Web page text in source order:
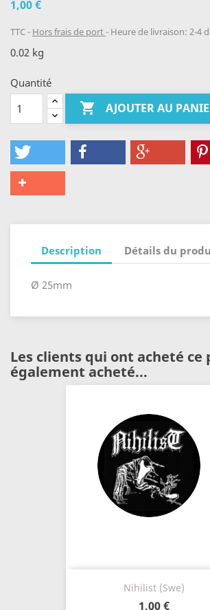
1,00 €
TTC Hors frais de port Heure de livraison: 2-4
0.02 kg
Quantité
 AJOUTER AU
Description Détails du
Ø 25mm
Les clients qui ont acheté
également acheté...
Nihilist (Swe)
1,00 €